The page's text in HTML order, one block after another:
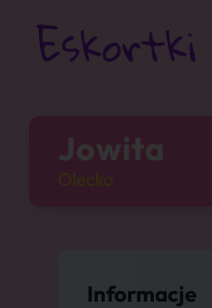
Jowita
Informacje